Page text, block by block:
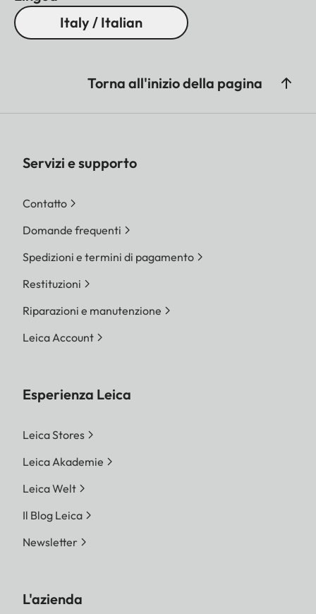
Italy / Italian
Torna all'inizio della pagina
Servizi e supporto
Contatto
Domande frequenti
Spedizioni e termini di pagamento
Restituzioni
Riparazioni e manutenzione
Leica Account
Esperienza Leica
Leica Stores
Leica Akademie
Leica Welt
Il Blog Leica
Newsletter
L'azienda